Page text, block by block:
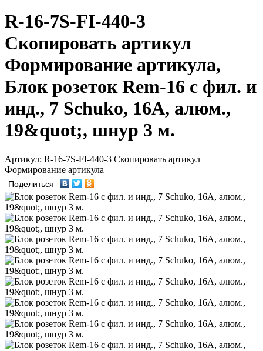
R-16-7S-FI-440-3
Скопировать артикул
Формирование артикула,
Блок розеток Rem-16 с фил. и
инд., 7 Schuko, 16A, алюм.,
19&quot;, шнур 3 м.
Артикул: R-16-7S-FI-440-3 Скопировать артикул
Формирование артикула
Поделиться